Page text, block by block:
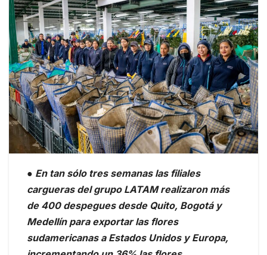
● En tan sólo tres semanas las filiales
cargueras del grupo LATAM realizaron más
de 400 despegues desde Quito, Bogotá y
Medellín para exportar las flores
sudamericanas a Estados Unidos y Europa,